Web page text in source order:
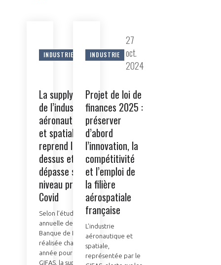
INDUSTRIE
nov.
La supply chain
de l’industrie
aéronautique
et spatiale
reprend le
dessus et
dépasse son
niveau pré-
Covid
Selon l’étude
annuelle de la
Banque de France
réalisée chaque
année pour le
GIFAS, la supply
INDUSTRIE
27
oct.
2024
Projet de loi de
finances 2025 :
préserver
d’abord
l’innovation, la
compétitivité
et l’emploi de
la filière
aérospatiale
française
L’industrie
aéronautique et
spatiale,
représentée par le